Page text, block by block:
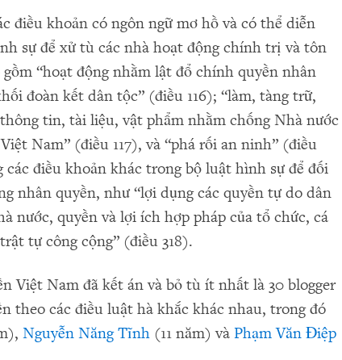
điều khoản có ngôn ngữ mơ hồ và có thể diễn
sự để xử tù các nhà hoạt động chính trị và tôn
“hoạt động nhằm lật đổ chính quyền nhân
đoàn kết dân tộc” (điều 116); “làm, tàng trữ,
tin, tài liệu, vật phẩm nhằm chống Nhà nước
Nam” (điều 117), và “phá rối an ninh” (điều
các điều khoản khác trong bộ luật hình sự để đối
nhân quyền, như “lợi dụng các quyền tự do dân
nước, quyền và lợi ích hợp pháp của tổ chức, cá
tự công cộng” (điều 318).
Việt Nam đã kết án và bỏ tù ít nhất là 30 blogger
theo các điều luật hà khắc khác nhau, trong đó
Nguyễn Năng Tĩnh (11 năm) và Phạm Văn Điệp